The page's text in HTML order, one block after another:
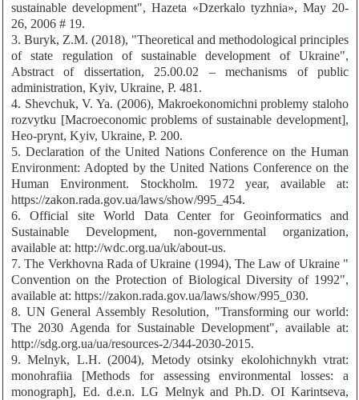
sustainable development", Hazeta «Dzerkalo tyzhnia», May 20-
26, 2006 # 19.
3. Buryk, Z.M. (2018), "Theoretical and methodological principles
of state regulation of sustainable development of Ukraine",
Abstract of dissertation, 25.00.02 – mechanisms of public
administration, Kyiv, Ukraine, P. 481.
4. Shevchuk, V. Ya. (2006), Makroekonomichni problemy staloho
rozvytku [Macroeconomic problems of sustainable development],
Heo-prynt, Kyiv, Ukraine, P. 200.
5. Declaration of the United Nations Conference on the Human
Environment: Adopted by the United Nations Conference on the
Human Environment. Stockholm. 1972 year, available at:
https://zakon.rada.gov.ua/laws/show/995_454.
6. Official site World Data Center for Geoinformatics and
Sustainable Development, non-governmental organization,
available at: http://wdc.org.ua/uk/about-us.
7. The Verkhovna Rada of Ukraine (1994), The Law of Ukraine "
Convention on the Protection of Biological Diversity of 1992",
available at: https://zakon.rada.gov.ua/laws/show/995_030.
8. UN General Assembly Resolution, "Transforming our world:
The 2030 Agenda for Sustainable Development", available at:
http://sdg.org.ua/ua/resources-2/344-2030-2015.
9. Melnyk, L.H. (2004), Metody otsinky ekolohichnykh vtrat:
monohrafiia [Methods for assessing environmental losses: a
monograph], Ed. d.e.n. LG Melnyk and Ph.D. OI Karintseva,